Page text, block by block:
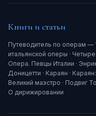
Книги и статьи
Путеводитель по операм —
итальянской оперы · Четыре
Опера. Певцы Италии ·
Доницетти · Караян ·
Великий маэстро · Подвиг
О дирижировании